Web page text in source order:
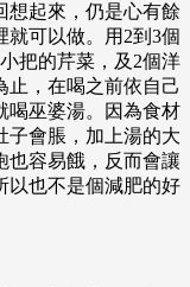
想起來，仍是心有餘
就可以做。用2到3個
把的芹菜，及2個洋
止，在喝之前依自己
喝巫婆湯。因為食材
子會脹，加上湯的大
也容易餓，反而會讓
以也不是個減肥的好